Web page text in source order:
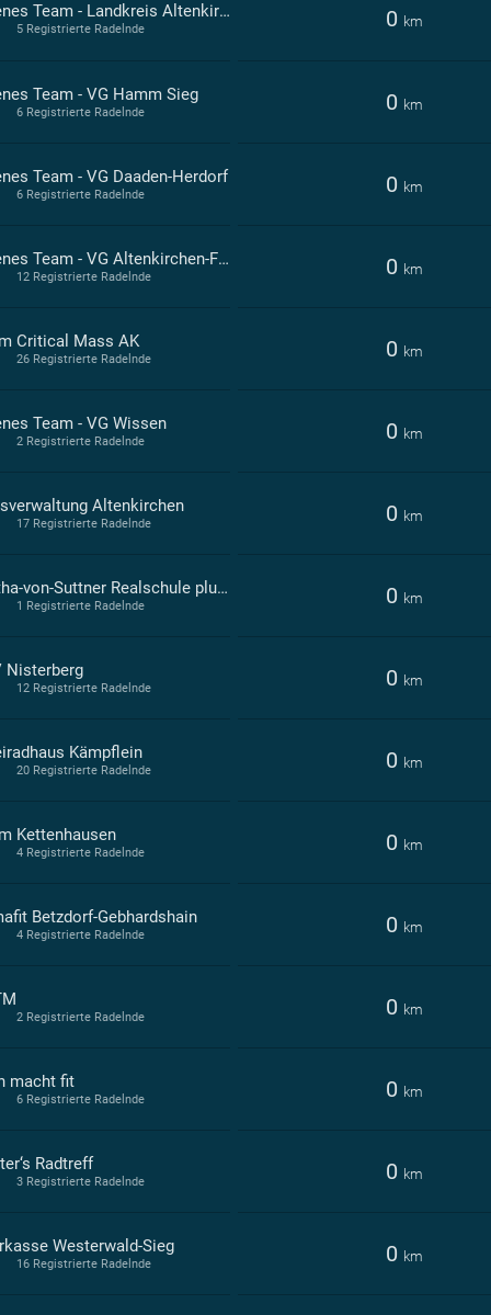
Offenes Team - Landkreis Altenkirchen 0 km
5 Registrierte Radelnde
Team - VG Hamm Sieg 0 km
6 Registrierte Radelnde
Team - VG Daaden-Herdorf 0 km
6 Registrierte Radelnde
Offenes Team - VG Altenkirchen-Flammersfeld 0 km
12 Registrierte Radelnde
Critical Mass AK 0 km
26 Registrierte Radelnde
Team - VG Wissen 0 km
2 Registrierte Radelnde
Altenkirchen 0 km
17 Registrierte Radelnde
Bertha-von-Suttner Realschule plus Betzdorf 0 km
1 Registrierte Radelnde
Nisterberg 0 km
12 Registrierte Radelnde
Kämpflein 0 km
20 Registrierte Radelnde
Kettenhausen 0 km
4 Registrierte Radelnde
Betzdorf-Gebhardshain 0 km
4 Registrierte Radelnde
0 km
2 Registrierte Radelnde
macht fit 0 km
6 Registrierte Radelnde
Radtreff 0 km
3 Registrierte Radelnde
Westerwald-Sieg 0 km
16 Registrierte Radelnde